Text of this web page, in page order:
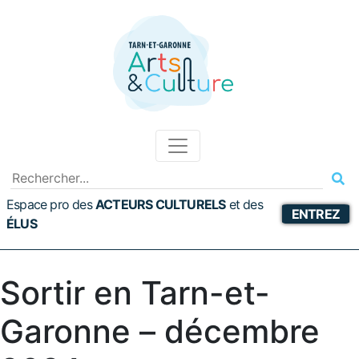
Espace pro desACTEURS CULTURELS etdes
ÉLUS
ENTREZ
Sortir en Tarn-et-
Garonne – décembre